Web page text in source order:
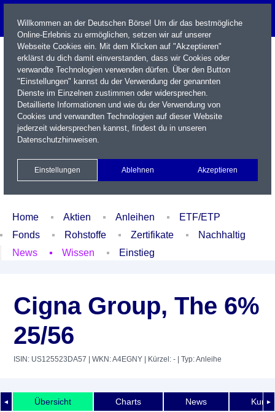
Name / WKN / ISIN / Kürzel
Xetra Realtime
Watchlist Portfolio Login
Home Aktien Anleihen
ETF/ETP
Fonds
Rohstoffe Zertifikate
Nachhaltig
News
Wissen Einstieg
Cigna Group, The 6%
25/56
ISIN: US125523DA57 | WKN: A4EGNY | Kürzel: - | Typ: Anleihe
◄ ►
Übersicht Charts News
Willkommen an der Deutschen Börse! Um dir das bestmögliche
Online-Erlebnis zu ermöglichen, setzen wir auf unserer
Webseite Cookies ein. Mit dem Klicken auf "Akzeptieren"
erklärst du dich damit einverstanden, dass wir Cookies oder
verwandte Technologien verwenden dürfen. Über den Button
"Einstellungen" kannst du der Verwendung der genannten
Dienste im Einzelnen zustimmen oder widersprechen.
Detaillierte Informationen und wie du der Verwendung von
Cookies und verwandten Technologien auf dieser Website
jederzeit widersprechen kannst, findest du in unseren
Datenschutzhinweisen.
Einstellungen Ablehnen Akzeptieren